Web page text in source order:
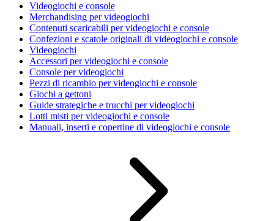
Videogiochi e console
Merchandising per videogiochi
Contenuti scaricabili per videogiochi e console
Confezioni e scatole originali di videogiochi e console
Videogiochi
Accessori per videogiochi e console
Console per videogiochi
Pezzi di ricambio per videogiochi e console
Giochi a gettoni
Guide strategiche e trucchi per videogiochi
Lotti misti per videogiochi e console
Manuali, inserti e copertine di videogiochi e console